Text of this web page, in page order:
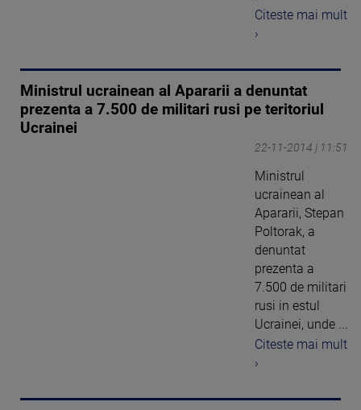
Citeste mai mult
›
Ministrul ucrainean al Apararii a denuntat
prezenta a 7.500 de militari rusi pe teritoriul
Ucrainei
22-11-2014 | 11:51
Ministrul
ucrainean al
Apararii, Stepan
Poltorak, a
denuntat
prezenta a
7.500 de militari
rusi in estul
Ucrainei, unde ...
Citeste mai mult
›